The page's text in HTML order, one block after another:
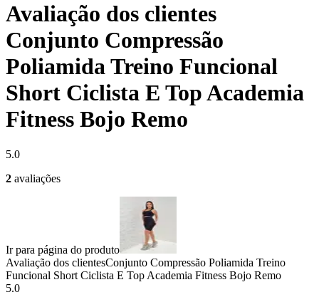
Avaliação dos clientes
Conjunto Compressão
Poliamida Treino Funcional
Short Ciclista E Top Academia
Fitness Bojo Remo
5.0
2 avaliações
Ir para página do produto
Avaliação dos clientesConjunto Compressão Poliamida Treino
Funcional Short Ciclista E Top Academia Fitness Bojo Remo
5.0